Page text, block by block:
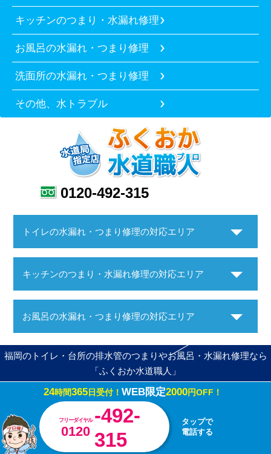
キッチンのつまり・水漏れ修理
お風呂の水漏れ・つまり修理
洗面所の水漏れ・つまり修理
その他、水トラブル
0120-492-315
トイレの水漏れ・つまり修理の対応エリア
キッチンのつまり・水漏れ修理の対応エリア
お風呂の水漏れ・つまり修理の対応エリア
福岡のトイレ・台所の排水管のつまりやお風呂・水漏れ修理なら
「ふくおか水道職人」
Copyright ©ふくおか水道職人. All Rights Reserved.
24時間365日受付！ WEB限定2000円OFF！
フリーダイヤル
0120
-492-
315
タップで
電話する